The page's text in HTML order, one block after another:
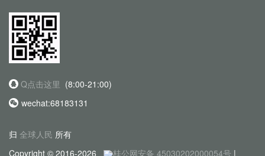
Q点击这里 (8:00-21:00)
wechat:68183131
归 全球人民 所有
Copyright © 2016-2026
桂公网安备 45030202000054号 |